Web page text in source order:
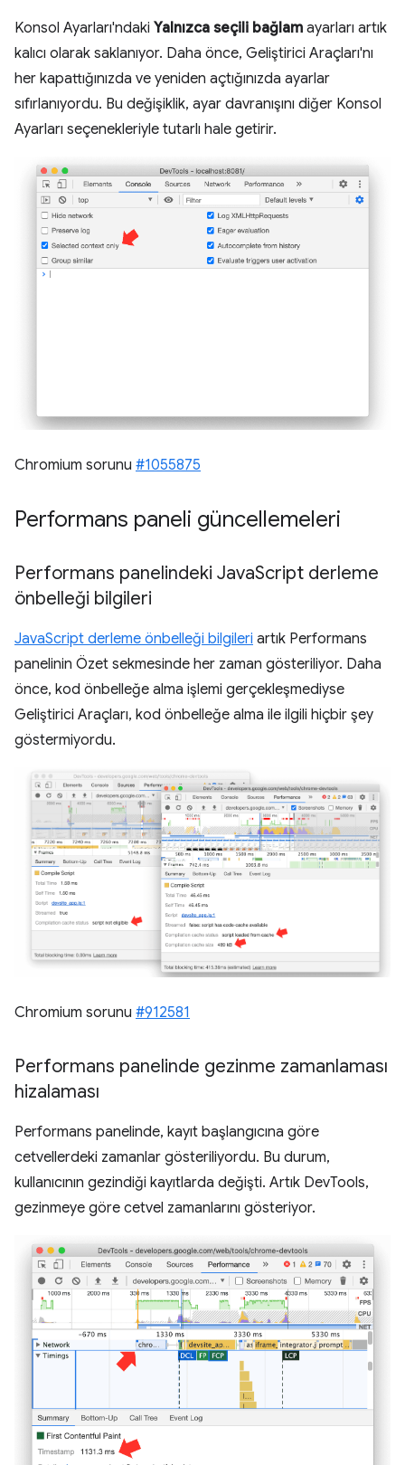
Konsol Ayarları'ndaki Yalnızca seçili bağlam ayarları artık
kalıcı olarak saklanıyor. Daha önce, Geliştirici Araçları'nı
her kapattığınızda ve yeniden açtığınızda ayarlar
sıfırlanıyordu. Bu değişiklik, ayar davranışını diğer Konsol
Ayarları seçenekleriyle tutarlı hale getirir.
Chromium sorunu #1055875
Performans paneli güncellemeleri
Performans panelindeki JavaScript derleme
önbelleği bilgileri
JavaScript derleme önbelleği bilgileri artık Performans
panelinin Özet sekmesinde her zaman gösteriliyor. Daha
önce, kod önbelleğe alma işlemi gerçekleşmediyse
Geliştirici Araçları, kod önbelleğe alma ile ilgili hiçbir şey
göstermiyordu.
Chromium sorunu #912581
Performans panelinde gezinme zamanlaması
hizalaması
Performans panelinde, kayıt başlangıcına göre
cetvellerdeki zamanlar gösteriliyordu. Bu durum,
kullanıcının gezindiği kayıtlarda değişti. Artık DevTools,
gezinmeye göre cetvel zamanlarını gösteriyor.